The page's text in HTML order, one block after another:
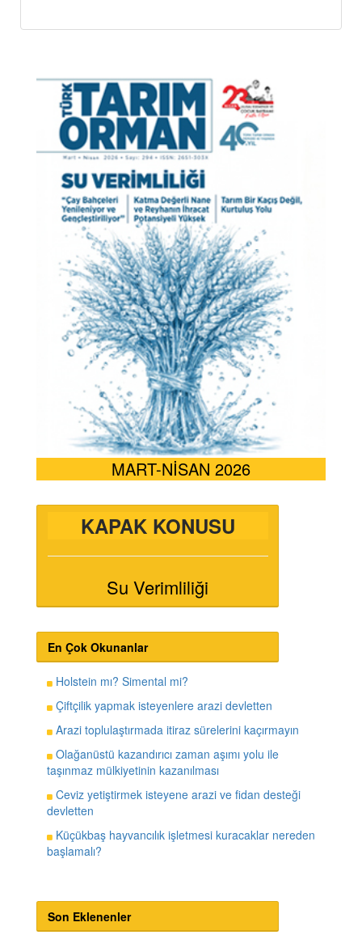
MART-NİSAN 2026
KAPAK KONUSU
Su Verimliliği
En Çok Okunanlar
Holstein mı? Simental mi?
Çiftçilik yapmak isteyenlere arazi devletten
Arazi toplulaştırmada itiraz sürelerini kaçırmayın
Olağanüstü kazandırıcı zaman aşımı yolu ile
taşınmaz mülkiyetinin kazanılması
Ceviz yetiştirmek isteyene arazi ve fidan desteği
devletten
Küçükbaş hayvancılık işletmesi kuracaklar nereden
başlamalı?
Son Eklenenler